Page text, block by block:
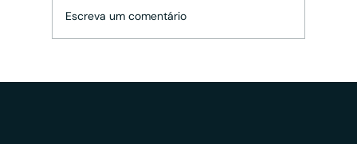
Escreva um comentário